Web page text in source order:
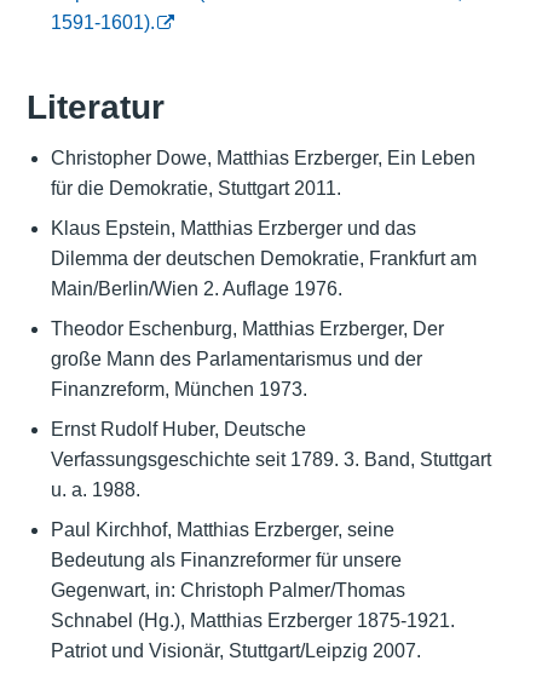
1591-1601).
Literatur
Christopher Dowe, Matthias Erzberger, Ein Leben
für die Demokratie, Stuttgart 2011.
Klaus Epstein, Matthias Erzberger und das
Dilemma der deutschen Demokratie, Frankfurt am
Main/Berlin/Wien 2. Auflage 1976.
Theodor Eschenburg, Matthias Erzberger, Der
große Mann des Parlamentarismus und der
Finanzreform, München 1973.
Ernst Rudolf Huber, Deutsche
Verfassungsgeschichte seit 1789. 3. Band, Stuttgart
u. a. 1988.
Paul Kirchhof, Matthias Erzberger, seine
Bedeutung als Finanzreformer für unsere
Gegenwart, in: Christoph Palmer/Thomas
Schnabel (Hg.), Matthias Erzberger 1875-1921.
Patriot und Visionär, Stuttgart/Leipzig 2007.